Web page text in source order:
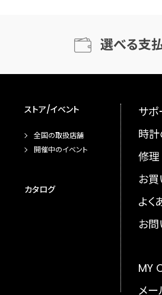
選べる支
ストア/イベント
全国の取扱店舗
開催中のイベント
カタログ
サポ
時
修理
お買
よく
お
MY
メー